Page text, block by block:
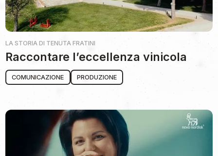
LA STORIA DI TENUTA FRATINI
Raccontare l’eccellenza vinicola
COMUNICAZIONE PRODUZIONE